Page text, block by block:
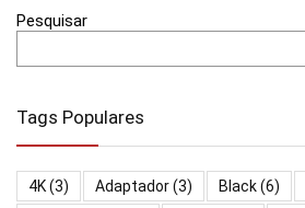
Pesquisar
Tags Populares
4K(3) Adaptador(3) Black(6)